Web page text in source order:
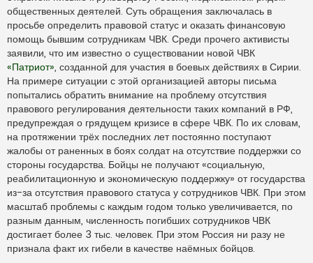
и
е
общественных деятелей. Суть обращения заключалась в
просьбе определить правовой статус и оказать финансовую
помощь бывшим сотрудникам ЧВК. Среди прочего активисты
заявили, что им известно о существовании новой ЧВК
«Патриот», созданной для участия в боевых действиях в Сирии.
На примере ситуации с этой организацией авторы письма
попытались обратить внимание на проблему отсутствия
правового регулирования деятельности таких компаний в РФ,
предупреждая о грядущем кризисе в сфере ЧВК. По их словам,
на протяжении трёх последних лет постоянно поступают
жалобы от раненных в боях солдат на отсутствие поддержки со
стороны государства. Бойцы не получают «социальную,
реабилитационную и экономическую поддержку» от государства
из-за отсутствия правового статуса у сотрудников ЧВК. При этом
масштаб проблемы с каждым годом только увеличивается, по
разным данным, численность погибших сотрудников ЧВК
достигает более 3 тыс. человек. При этом Россия ни разу не
признала факт их гибели в качестве наёмных бойцов.